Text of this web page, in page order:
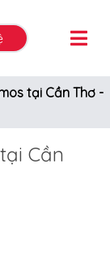
tại Cần Thơ -
Cần